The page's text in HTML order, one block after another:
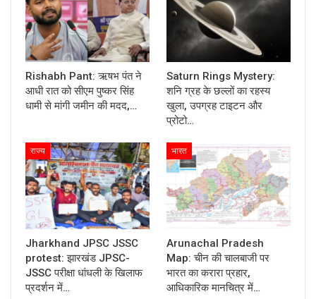
Rishabh Pant: ऋषभ पंत ने
आधी रात को सीएम पुष्कर सिंह
धामी से मांगी जमीन की मदद,…
Saturn Rings Mystery:
शनि ग्रह के छल्लों का रहस्य
खुला, उपग्रह टाइटन और
प्रोटो…
राज्य
Jharkhand JPSC JSSC
protest: झारखंड JPSC-
JSSC परीक्षा धांधली के खिलाफ
प्रदर्शन में…
भारत
Arunachal Pradesh
Map: चीन की चालबाजी पर
भारत का करारा प्रहार,
आधिकारिक मानचित्र में…